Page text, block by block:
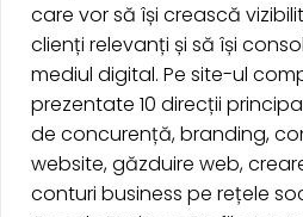
care vor să își crească
clienți relevanți și să își
mediul digital. Pe site-ul
prezentate 10 direcții
de concurență, branding,
website, găzduire web,
conturi business pe rețele